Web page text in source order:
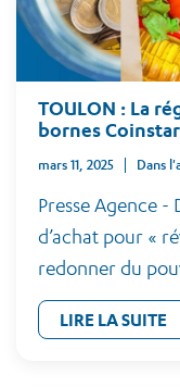
TOULON : La
bornes
mars 11, 2025 Dans
Presse Agence -
d’achat pour «
redonner du
LIRE LA SUITE